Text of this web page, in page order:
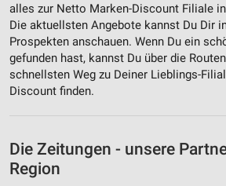
alles zur Netto Marken-Discount Filiale
Die aktuellsten Angebote kannst Du Dir
Prospekten anschauen. Wenn Du ein
gefunden hast, kannst Du über die
schnellsten Weg zu Deiner Lieblings-
Discount finden.
Die Zeitungen - unsere
Region